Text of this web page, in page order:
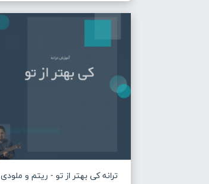
ترانه کی بهتر از تو - ریتم و ملودی